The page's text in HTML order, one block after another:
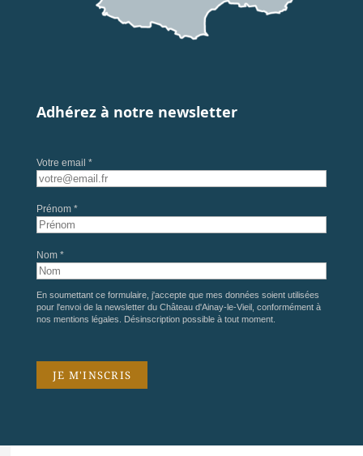
Adhérez à notre newsletter
Votre email *
Prénom *
Nom *
En soumettant ce formulaire, j'accepte que mes données soient utilisées
pour l'envoi de la newsletter du Château d'Ainay-le-Vieil, conformément à
nos mentions légales . Désinscription possible à tout moment.